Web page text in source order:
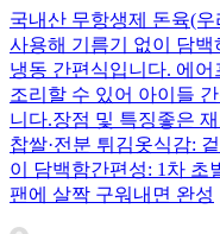
국내산 무항생제 돈육(
사용해 기름기 없이 담백
냉동 간편식입니다. 에
조리할 수 있어 아이들
니다.장점 및 특징좋은
찹쌀·전분 튀김옷식감:
이 담백함간편성: 1차 초
팬에 살짝 구워내면 완성